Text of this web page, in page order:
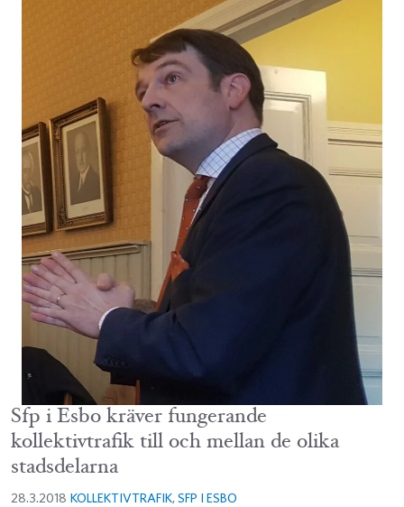
Sfp i Esbo kräver fungerande
kollektivtrafik till och mellan de olika
stadsdelarna
28.3.2018 KOLLEKTIVTRAFIK,SFP I ESBO